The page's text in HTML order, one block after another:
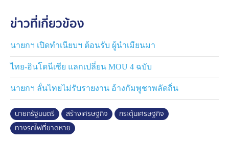
ยังประเทศเพื่อนบ้าน มีความสมบูรณ์ขึ้น เพราะสิ่งเหล่านี้
คือ จุดเริ่มของแลนด์บริดจ์ ส่วนโครงการแลนด์บริดจ์นั้น อยู่
ระหว่างศึกษา ประเด็นความคุ้มทุน
ข่าวที่เกี่ยวข้อง
นายกฯ เปิดทำเนียบฯ ต้อนรับ ผู้นำเมียนมา
ไทย-อินโดนีเซีย แลกเปลี่ยน MOU 4 ฉบับ
นายกฯ ลั่นไทยไม่รับรายงาน อ้างกัมพูชาพลัดถิ่น
นายกรัฐมนตรี สร้างเศรษฐกิจ
กระตุ้นเศรษฐกิจ
ทางรถไฟที่ขาดหาย